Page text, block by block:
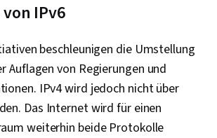
IPv6
beschleunigen die Umstellung
Auflagen von Regierungen und
IPv4 wird jedoch nicht über
Das Internet wird für einen
weiterhin beide Protokolle